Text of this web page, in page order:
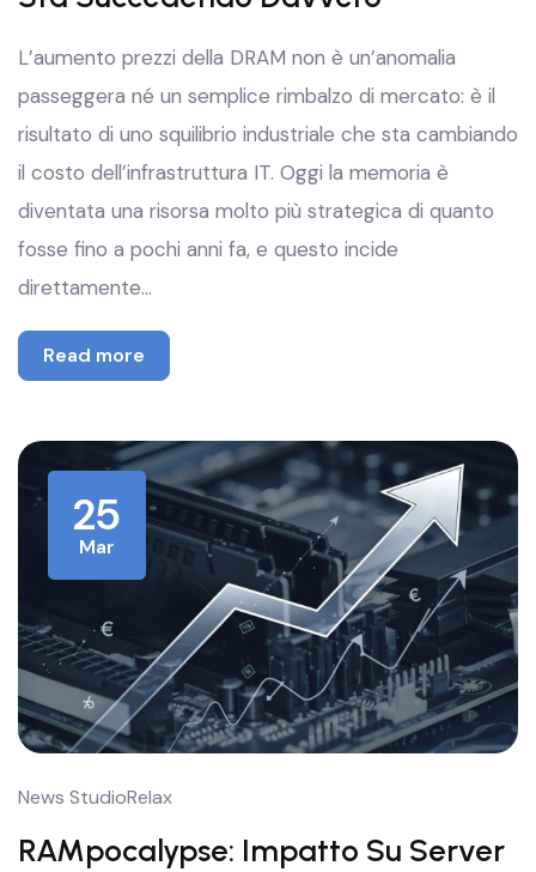
L’aumento prezzi della DRAM non è un’anomalia
passeggera né un semplice rimbalzo di mercato: è il
risultato di uno squilibrio industriale che sta cambiando
il costo dell’infrastruttura IT. Oggi la memoria è
diventata una risorsa molto più strategica di quanto
fosse fino a pochi anni fa, e questo incide
direttamente…
Read more
25
Mar
News StudioRelax
RAMpocalypse: Impatto Su Server